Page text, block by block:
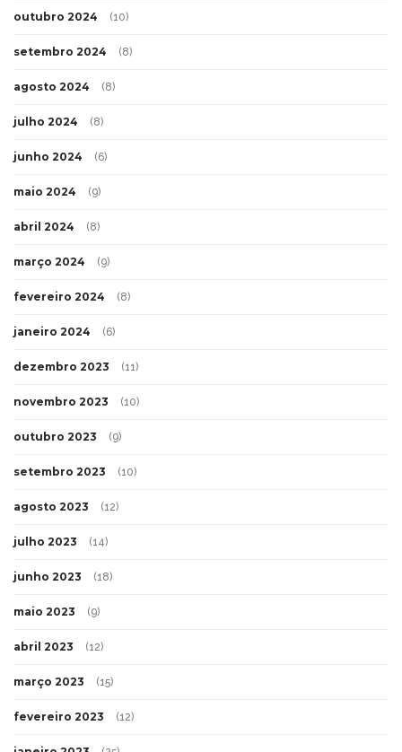
outubro 2024 (10)
setembro 2024 (8)
agosto 2024 (8)
julho 2024 (8)
junho 2024 (6)
maio 2024 (9)
abril 2024 (8)
março 2024 (9)
fevereiro 2024 (8)
janeiro 2024 (6)
dezembro 2023 (11)
novembro 2023 (10)
outubro 2023 (9)
setembro 2023 (10)
agosto 2023 (12)
julho 2023 (14)
junho 2023 (18)
maio 2023 (9)
abril 2023 (12)
março 2023 (15)
fevereiro 2023 (12)